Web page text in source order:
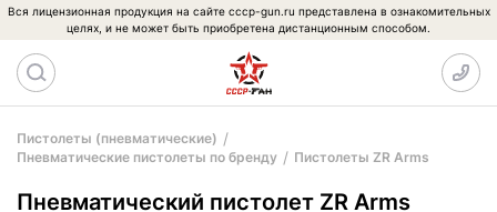
Вся лицензионная продукция на сайте cccp-gun.ru представлена в ознакомительных
целях, и не может быть приобретена дистанционным способом.
Пистолеты (пневматические)
Пневматические пистолеты по бренду
Пистолеты ZR Arms
Пневматический пистолет ZR Arms